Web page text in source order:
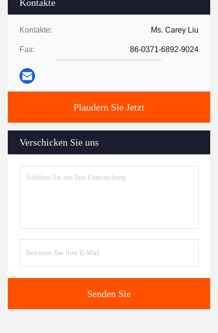
Kontakte
Kontakte: Ms. Carey Liu
Fax: 86-0371-6892-9024
Plaudern Sie Jetzt
Verschicken Sie uns
Senden Sie